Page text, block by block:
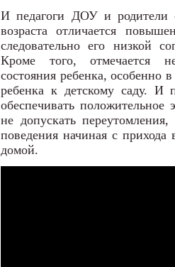
И педагоги ДОУ и родители
возраста отличается
следовательно его низкой
Кроме того, отмечается
состояния ребенка, особенно
ребенка к детскому саду. И
обеспечивать положительное
не допускать
поведения начиная с прихода
домой.